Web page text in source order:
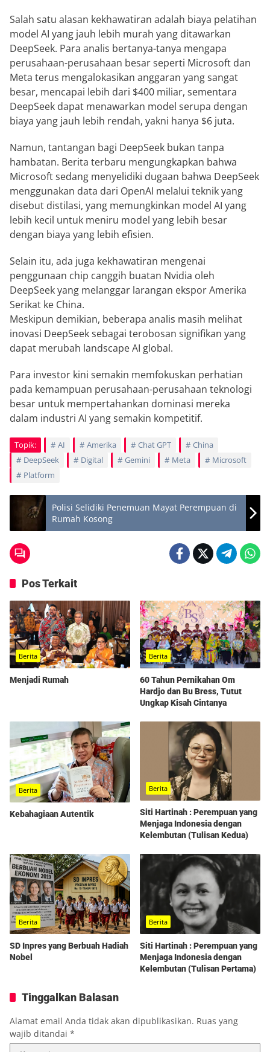
Salah satu alasan kekhawatiran adalah biaya pelatihan
model AI yang jauh lebih murah yang ditawarkan
DeepSeek. Para analis bertanya-tanya mengapa
perusahaan-perusahaan besar seperti Microsoft dan
Meta terus mengalokasikan anggaran yang sangat
besar, mencapai lebih dari $400 miliar, sementara
DeepSeek dapat menawarkan model serupa dengan
biaya yang jauh lebih rendah, yakni hanya $6 juta.
Namun, tantangan bagi DeepSeek bukan tanpa
hambatan. Berita terbaru mengungkapkan bahwa
Microsoft sedang menyelidiki dugaan bahwa DeepSeek
menggunakan data dari OpenAI melalui teknik yang
disebut distilasi, yang memungkinkan model AI yang
lebih kecil untuk meniru model yang lebih besar
dengan biaya yang lebih efisien.
Selain itu, ada juga kekhawatiran mengenai
penggunaan chip canggih buatan Nvidia oleh
DeepSeek yang melanggar larangan ekspor Amerika
Serikat ke China.
Meskipun demikian, beberapa analis masih melihat
inovasi DeepSeek sebagai terobosan signifikan yang
dapat merubah landscape AI global.
Para investor kini semakin memfokuskan perhatian
pada kemampuan perusahaan-perusahaan teknologi
besar untuk mempertahankan dominasi mereka
dalam industri AI yang semakin kompetitif.
Topik: AI Amerika Chat GPT
China
DeepSeek
Digital Gemini Meta
Microsoft
Platform
Polisi Selidiki Penemuan Mayat Perempuan di
Rumah Kosong
Pos Terkait
Berita
Menjadi Rumah
Berita
60 Tahun Pernikahan Om
Hardjo dan Bu Bress, Tutut
Ungkap Kisah Cintanya
Berita
Kebahagiaan Autentik
Berita
Siti Hartinah : Perempuan yang
Menjaga Indonesia dengan
Kelembutan (Tulisan Kedua)
Berita
SD Inpres yang Berbuah Hadiah
Nobel
Berita
Siti Hartinah : Perempuan yang
Menjaga Indonesia dengan
Kelembutan (Tulisan Pertama)
Tinggalkan Balasan
Alamat email Anda tidak akan dipublikasikan. Ruas yang
wajib ditandai *